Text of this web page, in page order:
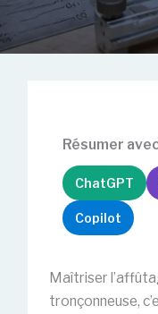
Résumer
ChatGPT
Copilot
Maîtriser
tronçonneuse,